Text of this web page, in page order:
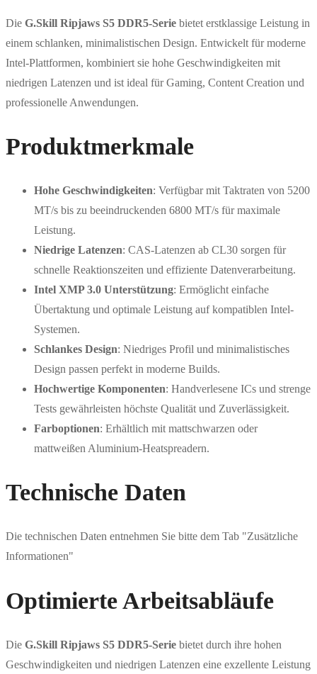
Die G.Skill Ripjaws S5 DDR5-Serie bietet erstklassige Leistung in
einem schlanken, minimalistischen Design. Entwickelt für moderne
Intel-Plattformen, kombiniert sie hohe Geschwindigkeiten mit
niedrigen Latenzen und ist ideal für Gaming, Content Creation und
professionelle Anwendungen.
Produktmerkmale
Hohe Geschwindigkeiten: Verfügbar mit Taktraten von 5200
MT/s bis zu beeindruckenden 6800 MT/s für maximale
Leistung.
Niedrige Latenzen: CAS-Latenzen ab CL30 sorgen für
schnelle Reaktionszeiten und effiziente Datenverarbeitung.
Intel XMP 3.0 Unterstützung: Ermöglicht einfache
Übertaktung und optimale Leistung auf kompatiblen Intel-
Systemen.
Schlankes Design: Niedriges Profil und minimalistisches
Design passen perfekt in moderne Builds.
Hochwertige Komponenten: Handverlesene ICs und strenge
Tests gewährleisten höchste Qualität und Zuverlässigkeit.
Farboptionen: Erhältlich mit mattschwarzen oder
mattweißen Aluminium-Heatspreadern.
Technische Daten
Die technischen Daten entnehmen Sie bitte dem Tab "Zusätzliche
Informationen"
Optimierte Arbeitsabläufe
Die G.Skill Ripjaws S5 DDR5-Serie bietet durch ihre hohen
Geschwindigkeiten und niedrigen Latenzen eine exzellente Leistung